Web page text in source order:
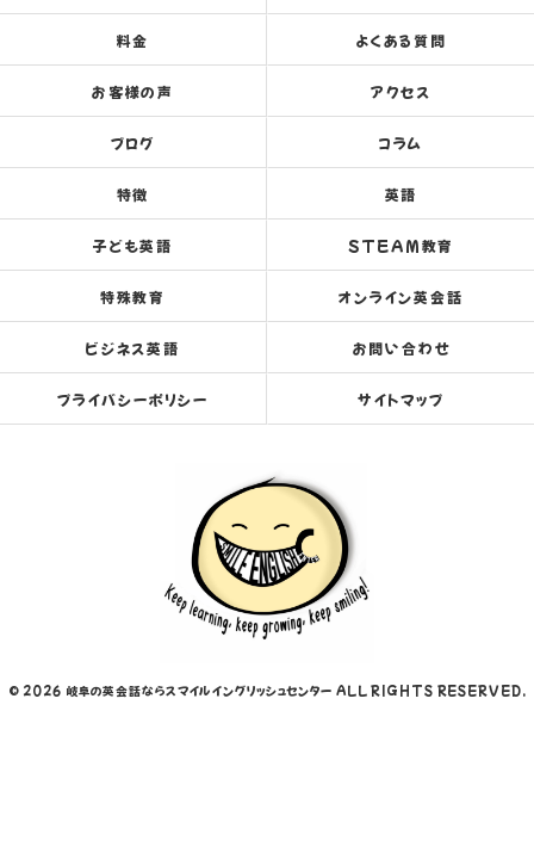
料金 よくある質問
お客様の声 アクセス
ブログ コラム
特徴 英語
子ども英語 STEAM教育
特殊教育 オンライン英会話
ビジネス英語 お問い合わせ
プライバシーポリシー サイトマップ
© 2026 岐阜の英会話ならスマイルイングリッシュセンター ALL RIGHTS RESERVED.